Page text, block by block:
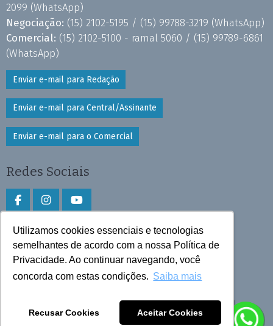
Utilizamos cookies essenciais e tecnologias
semelhantes de acordo com a nossa Política de
Privacidade. Ao continuar navegando, você
concorda com estas condições. Saiba mais
Recusar Cookies Aceitar Cookies
2099 (WhatsApp)
Negociação: (15) 2102-5195 / (15) 99788-3219 (WhatsApp)
Comercial: (15) 2102-5100 - ramal 5060 / (15) 99789-6861
(WhatsApp)
Enviar e-mail para Redação
Enviar e-mail para Central/Assinante
Enviar e-mail para o Comercial
Redes Sociais
Faça download do aplicativo
Play Store e App Store
Todos os direitos reservados © 2026 Cruzeiro do Sul